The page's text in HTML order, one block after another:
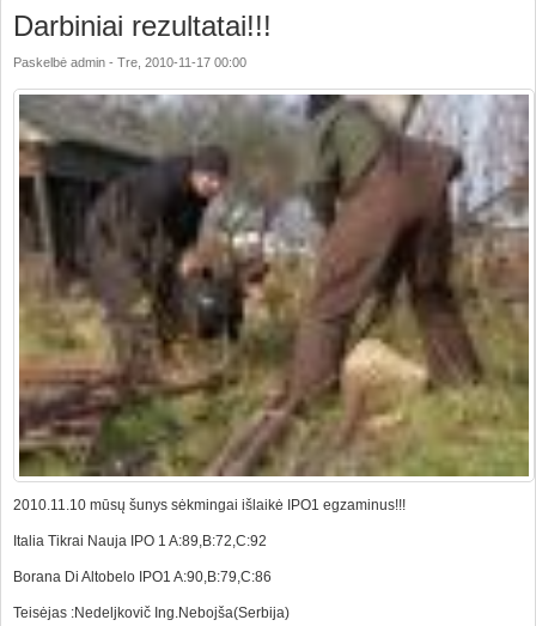
Darbiniai rezultatai!!!
Paskelbė admin - Tre, 2010-11-17 00:00
2010.11.10 mūsų šunys sėkmingai išlaikė IPO1 egzaminus!!!
Italia Tikrai Nauja IPO 1 A:89,B:72,C:92
Borana Di Altobelo IPO1 A:90,B:79,C:86
Teisėjas :Nedeljkovič Ing.Nebojša(Serbija)